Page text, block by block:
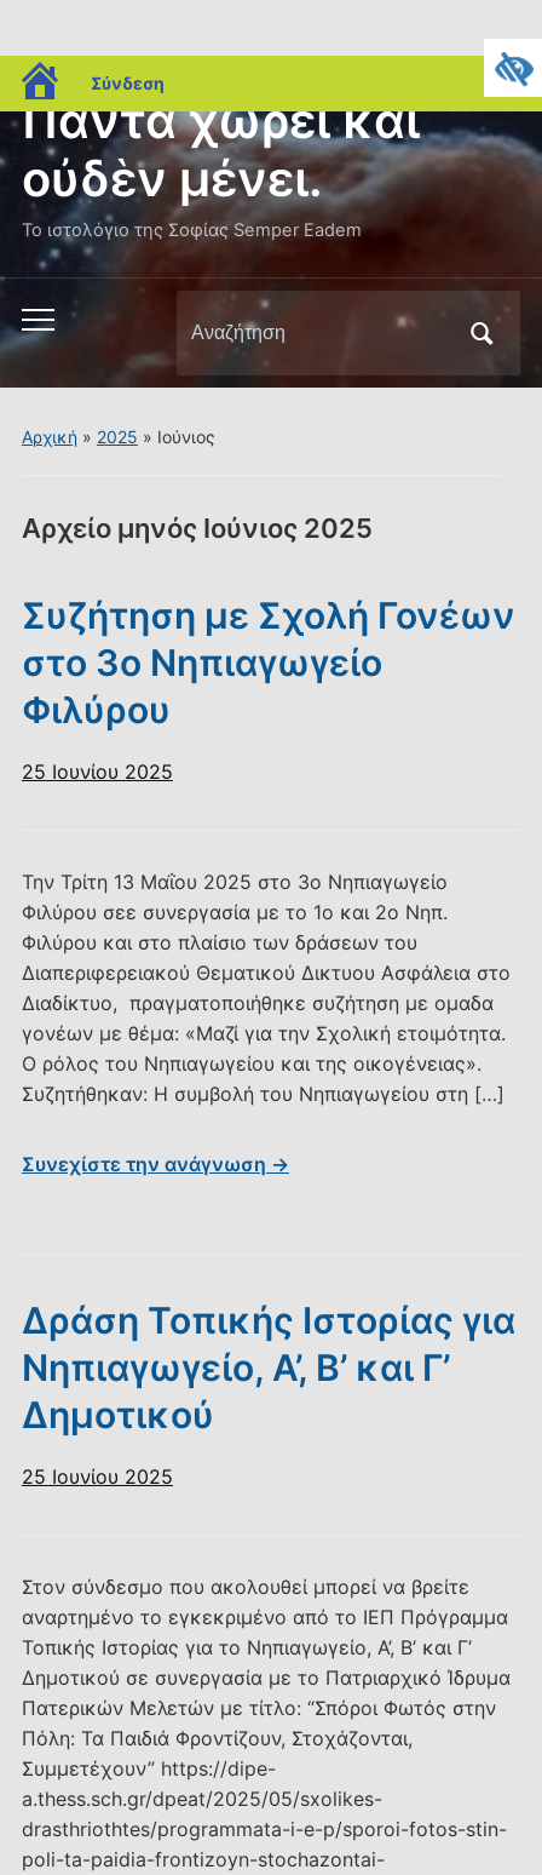
blogs.sch.gr
Σύνδεση
Πάντα χωρεῖ καὶ
οὐδὲν μένει.
Το ιστολόγιο της Σοφίας Semper Eadem
Εναλλαγή
μενού
για
Αναζήτηση
για:
Αρχική» 2025 » Ιούνιος
Αρχείο μηνός Ιούνιος 2025
Συζήτηση με Σχολή Γονέων
στο 3ο Νηπιαγωγείο
Φιλύρου
25 Ιουνίου 2025
Την Τρίτη 13 Μαΐου 2025 στο 3ο Νηπιαγωγείο
Φιλύρου σεε συνεργασία με το 1ο και 2ο Νηπ.
Φιλύρου και στο πλαίσιο των δράσεων του
Διαπεριφερειακού Θεματικού Δικτυου Ασφάλεια στο
Διαδίκτυο, πραγματοποιήθηκε συζήτηση με ομαδα
γονέων με θέμα: «Μαζί για την Σχολική ετοιμότητα.
Ο ρόλος του Νηπιαγωγείου και της οικογένειας».
Συζητήθηκαν: Η συμβολή του Νηπιαγωγείου στη […]
Συνεχίστε την ανάγνωση →
Δράση Τοπικής Ιστορίας για
Νηπιαγωγείο, Α’, Β’ και Γ’
Δημοτικού
25 Ιουνίου 2025
Στον σύνδεσμο που ακολουθεί μπορεί να βρείτε
αναρτημένο το εγκεκριμένο από το ΙΕΠ Πρόγραμμα
Τοπικής Ιστορίας για το Νηπιαγωγείο, Α’, Β’ και Γ’
Δημοτικού σε συνεργασία με το Πατριαρχικό Ίδρυμα
Πατερικών Μελετών με τίτλο: “Σπόροι Φωτός στην
Πόλη: Τα Παιδιά Φροντίζουν, Στοχάζονται,
Συμμετέχουν” https://dipe-
a.thess.sch.gr/dpeat/2025/05/sxolikes-
drasthriothtes/programmata-i-e-p/sporoi-fotos-stin-
poli-ta-paidia-frontizoyn-stochazontai-